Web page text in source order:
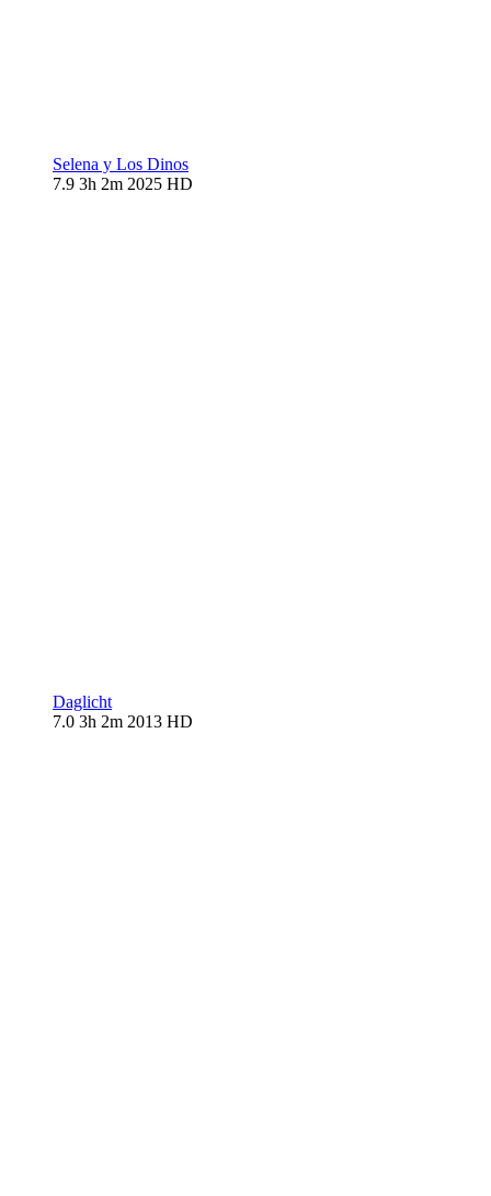
Selena y Los Dinos
7.9 3h 2m 2025 HD
Daglicht
7.0 3h 2m 2013 HD